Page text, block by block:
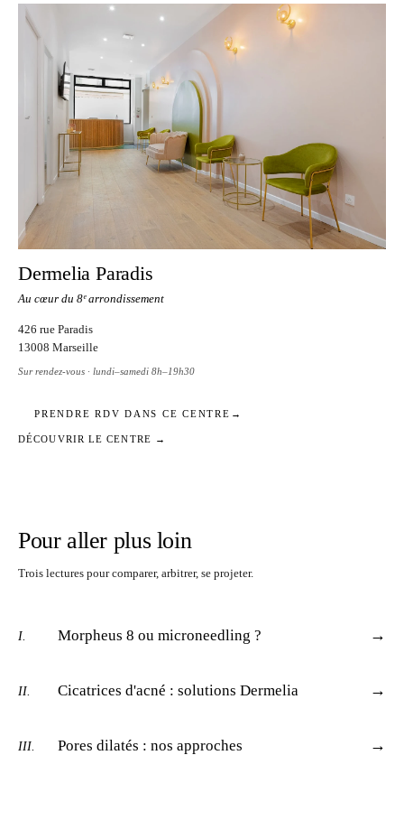
Dermelia Paradis
Au cœur du 8ᵉ arrondissement
426 rue Paradis
13008 Marseille
Sur rendez-vous · lundi–samedi 8h–19h30
PRENDRE RDV DANS CE CENTRE →
DÉCOUVRIR LE CENTRE →
Pour aller plus loin
Trois lectures pour comparer, arbitrer, se projeter.
I. Morpheus 8 ou microneedling ? →
II. Cicatrices d'acné : solutions Dermelia →
III. Pores dilatés : nos approches →